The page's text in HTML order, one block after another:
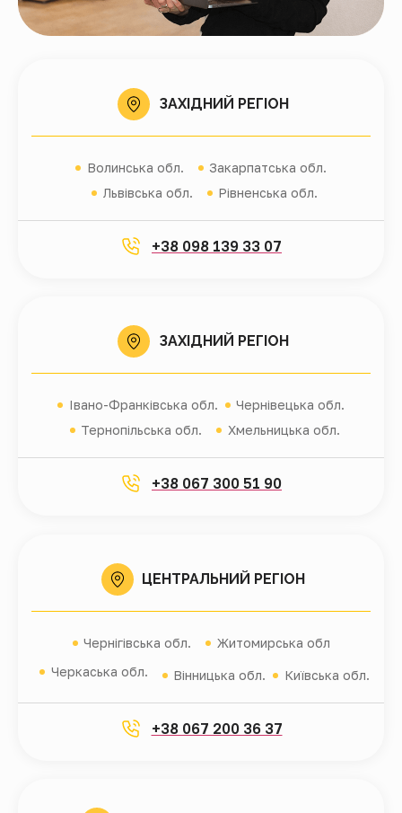
ЗАХІДНИЙ РЕГІОН
Волинська обл.
Закарпатська обл.
Львівська обл.
Рівненська обл.
+38 098 139 33 07
ЗАХІДНИЙ РЕГІОН
Івано-Франківська обл.
Чернівецька обл.
Тернопільська обл.
Хмельницька обл.
+38 067 300 51 90
ЦЕНТРАЛЬНИЙ РЕГІОН
Чернігівська обл.
Житомирська обл
Черкаська обл.
Вінницька обл. Київська обл.
+38 067 200 36 37